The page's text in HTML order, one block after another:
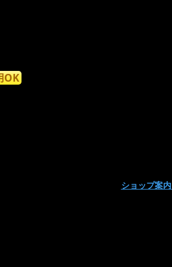
OK
ショップ案内